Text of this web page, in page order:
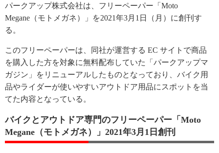
パークアップ株式会社は、フリーペーパー「Moto
Megane（モトメガネ）」を2021年3月1日（月）に創刊す
る。
このフリーペーパーは、同社が運営する EC サイトで商品
を購入した方を対象に無料配布していた「パークアップマ
ガジン」をリニューアルしたものとなっており、バイク用
品やライダーが使いやすいアウトドア用品にスポットを当
てた内容となっている。
バイクとアウトドア専門のフリーペーパー「Moto
Megane（モトメガネ）」2021年3月1日創刊